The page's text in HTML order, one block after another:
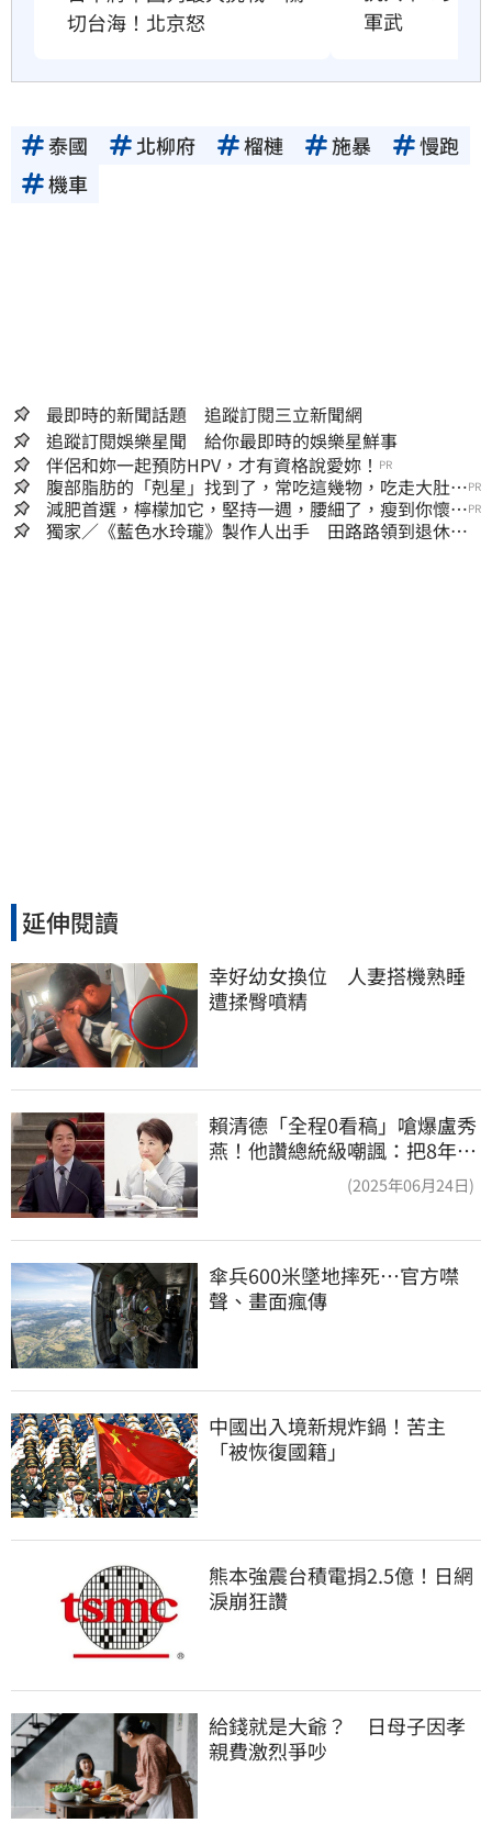
切台海！北京怒
軍武
泰國 北柳府 榴槤 施暴
慢跑
機車
最即時的新聞話題 追蹤訂閱三立新聞網
追蹤訂閱娛樂星聞 給你最即時的娛樂星鮮事
伴侶和妳一起預防HPV，才有資格說愛妳！ PR
腹部脂肪的「剋星」找到了，常吃這幾物，吃走大肚
囊，瘦出小蠻腰
PR
減肥首選，檸檬加它，堅持一週，腰細了，瘦到你懷疑
人生
PR
獨家／《藍色水玲瓏》製作人出手 田路路領到退休
延伸閱讀
幸好幼女換位　人妻搭機熟睡
遭揉臀噴精
賴清德「全程0看稿」嗆爆盧秀
燕！他讚總統級嘲諷：把8年總
(2025年06月24日)
傘兵600米墜地摔死…官方噤
聲、畫面瘋傳
中國出入境新規炸鍋！苦主
「被恢復國籍」
熊本強震台積電捐2.5億！日網
淚崩狂讚
給錢就是大爺？　日母子因孝
親費激烈爭吵